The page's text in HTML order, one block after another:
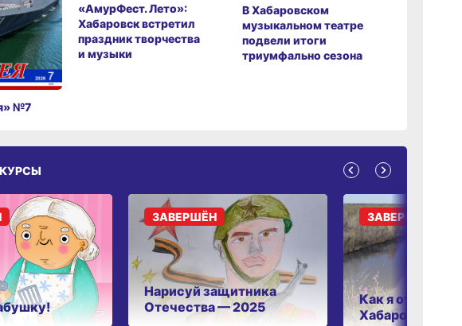
№7
«АмурФест. Лето»:
Хабаровск встретил
праздник творчества
и музыки
В Хабаровском
музыкальном театре
подвели итоги
триумфально сезона
Нарисуй защитника
Отечества — 2025
ЗАВЕРШЁН
Как я отдыхаю в
Хабаровском
ЗАВЕРШЁН